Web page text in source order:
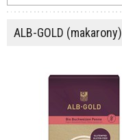
ALB-GOLD (makarony)